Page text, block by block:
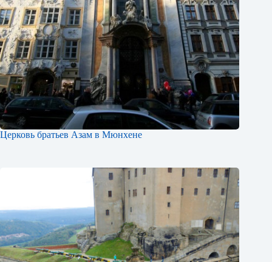
Церковь братьев Азам в Мюнхене